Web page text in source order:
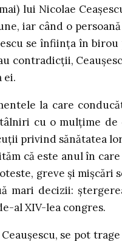
lui Nicolae
iar când o
se înființa în
contradicții,
ei.
la care
cu o mulțime
privind sănătatea
că este anul în
greve și mișcări
mari decizii:
al XIV-lea congres.
se pot